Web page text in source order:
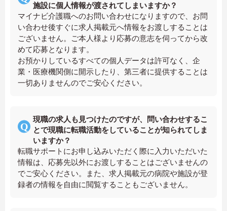
施設に個人情報が渡されてしまいますか？
マイナビ介護職へのお問い合わせになりますので、お問
い合わせ後すぐに求人掲載元へ情報をお渡しすることは
ございません。ご本人様より応募の意志を伺ってから改
めて応募となります。
お預かりしているすべての個人データは許可なく、企
業・医療機関側に開示したり、第三者に提供することは
一切ありませんのでご安心ください。
現職の求人も見つけたのですが、問い合わせするこ
とで現職に転職活動をしていることが知られてしま
いますか？
転職サポートにお申し込みいただく際に入力いただいた
情報は、応募先以外にお渡しすることはございませんの
でご安心ください。また、求人掲載元の病院や施設が登
録者の情報を自由に閲覧することもございません。